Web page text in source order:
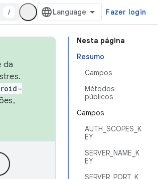
/ Fazer login
Nesta página
Resumo
Campos
Métodos
públicos
Campos
AUTH_SCOPES_K
EY
SERVER_NAME_K
EY
SERVER_PORT_K
da